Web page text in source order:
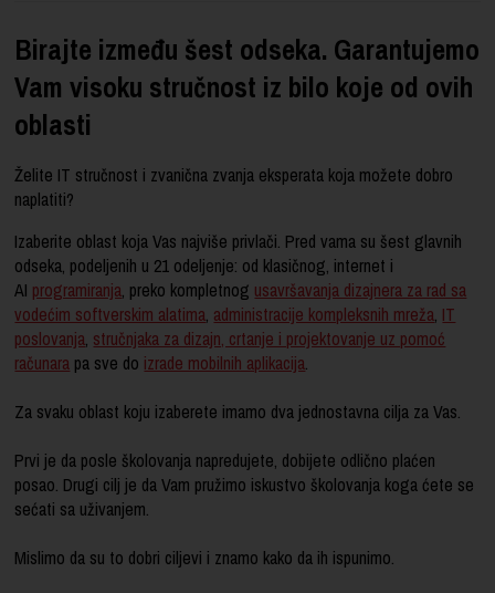
Birajte između šest odseka. Garantujemo
Vam visoku stručnost iz bilo koje od ovih
oblasti
Želite IT stručnost i zvanična zvanja eksperata koja možete dobro
naplatiti?
Izaberite oblast koja Vas najviše privlači. Pred vama su šest glavnih
odseka, podeljenih u 21 odeljenje: od klasičnog, internet i
AI programiranja, preko kompletnog usavršavanja dizajnera za rad sa
vodećim softverskim alatima, administracije kompleksnih mreža, IT
poslovanja, stručnjaka za dizajn, crtanje i projektovanje uz pomoć
računara pa sve do izrade mobilnih aplikacija.
Za svaku oblast koju izaberete imamo dva jednostavna cilja za Vas.
Prvi je da posle školovanja napredujete, dobijete odlično plaćen
posao. Drugi cilj je da Vam pružimo iskustvo školovanja koga ćete se
sećati sa uživanjem.
Mislimo da su to dobri ciljevi i znamo kako da ih ispunimo.